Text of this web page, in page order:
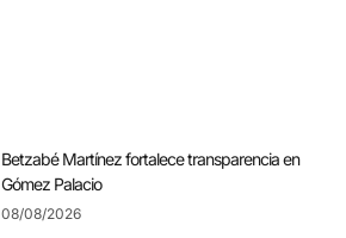
Betzabé Martínez fortalece transparencia en
Gómez Palacio
08/08/2026